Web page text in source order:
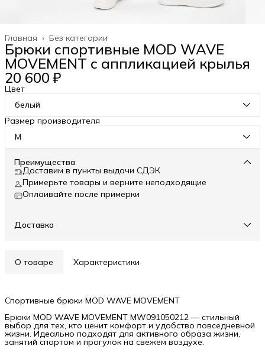
Без категории
Главная ›
Брюки спортивные MOD WAVE
MOVEMENT с аппликацией крылья
20 600 ₽
Цвет
белый
Размер производителя
M
Преимущества
Доставим в пункты выдачи СДЭК
Примерьте товары и верните неподходящие
Оплаивайте после примерки
Доставка
О товаре Характеристики
Спортивные брюки MOD WAVE MOVEMENT
Брюки MOD WAVE MOVEMENT MW091050212 — стильный
выбор для тех, кто ценит комфорт и удобство повседневной
жизни. Идеально подходят для активного образа жизни,
занятий спортом и прогулок на свежем воздухе.